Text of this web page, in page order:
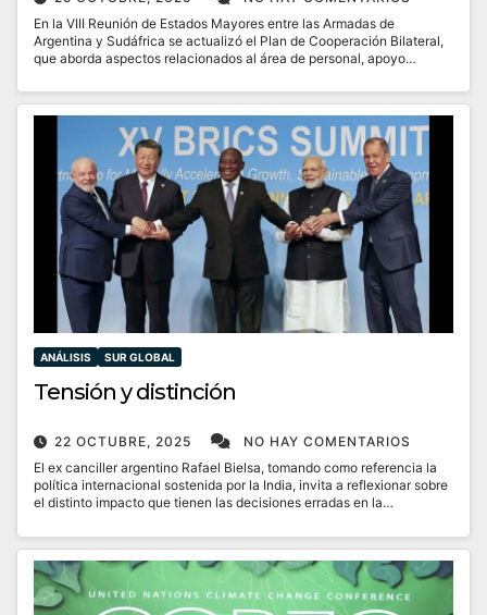
En la VIII Reunión de Estados Mayores entre las Armadas de
Argentina y Sudáfrica se actualizó el Plan de Cooperación Bilateral,
que aborda aspectos relacionados al área de personal, apoyo…
ANÁLISIS SUR GLOBAL
Tensión y distinción
22 OCTUBRE, 2025
NO HAY COMENTARIOS
El ex canciller argentino Rafael Bielsa, tomando como referencia la
política internacional sostenida por la India, invita a reflexionar sobre
el distinto impacto que tienen las decisiones erradas en la…